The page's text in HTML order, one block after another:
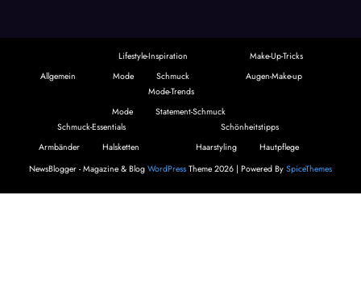
Allgemein
Lifestyle-Inspiration
Mode
Schmuck
Make-Up-Tricks
Augen-Make-up
Mode-Trends
Mode
Statement-Schmuck
Schmuck-Essentials
Armbänder
Halsketten
Schönheitstipps
Haarstyling
Hautpflege
NewsBlogger - Magazine & Blog WordPress Theme 2026 | Powered By SpiceThemes